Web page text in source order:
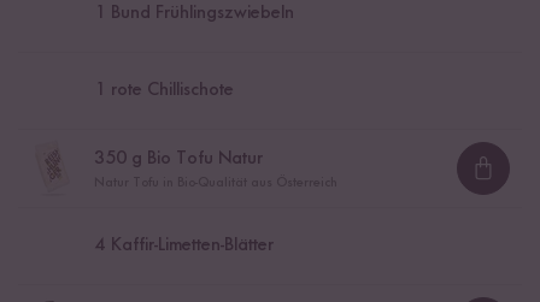
1 Bund Frühlingszwiebeln
1 rote Chillischote
350 g Bio Tofu Natur
4 Kaffir-Limetten-Blätter